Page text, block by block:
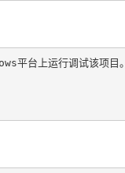
平台上运行调试该项目。